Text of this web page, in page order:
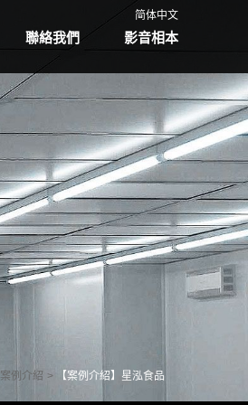
简体中文
聯絡我們 影音相本
案例介紹 【案例介紹】星泓食品